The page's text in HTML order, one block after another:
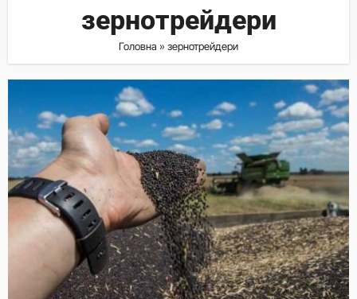
зернотрейдери
Головна » зернотрейдери